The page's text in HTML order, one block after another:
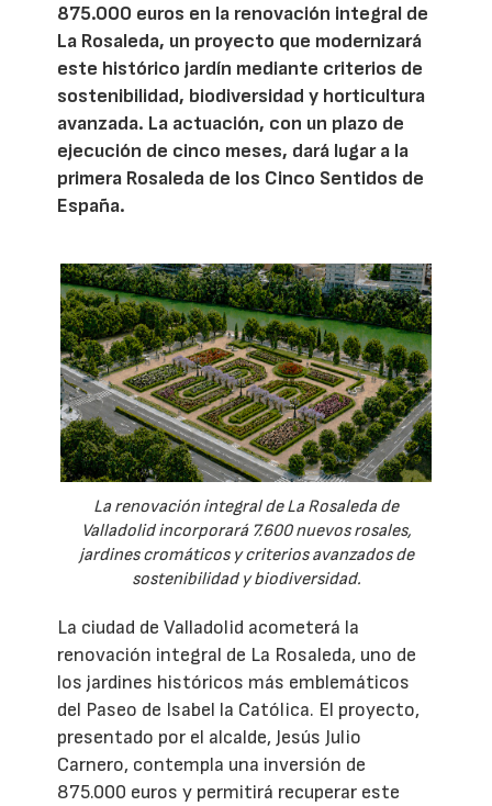
875.000 euros en la renovación integral de
La Rosaleda, un proyecto que modernizará
este histórico jardín mediante criterios de
sostenibilidad, biodiversidad y horticultura
avanzada. La actuación, con un plazo de
ejecución de cinco meses, dará lugar a la
primera Rosaleda de los Cinco Sentidos de
España.
La renovación integral de La Rosaleda de
Valladolid incorporará 7.600 nuevos rosales,
jardines cromáticos y criterios avanzados de
sostenibilidad y biodiversidad.
La ciudad de Valladolid acometerá la
renovación integral de La Rosaleda, uno de
los jardines históricos más emblemáticos
del Paseo de Isabel la Católica. El proyecto,
presentado por el alcalde, Jesús Julio
Carnero, contempla una inversión de
875.000 euros y permitirá recuperar este